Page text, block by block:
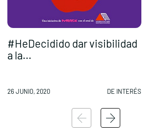
#HeDecidido dar visibilidad
a la...
26 JUNIO, 2020 DE INTERÉS